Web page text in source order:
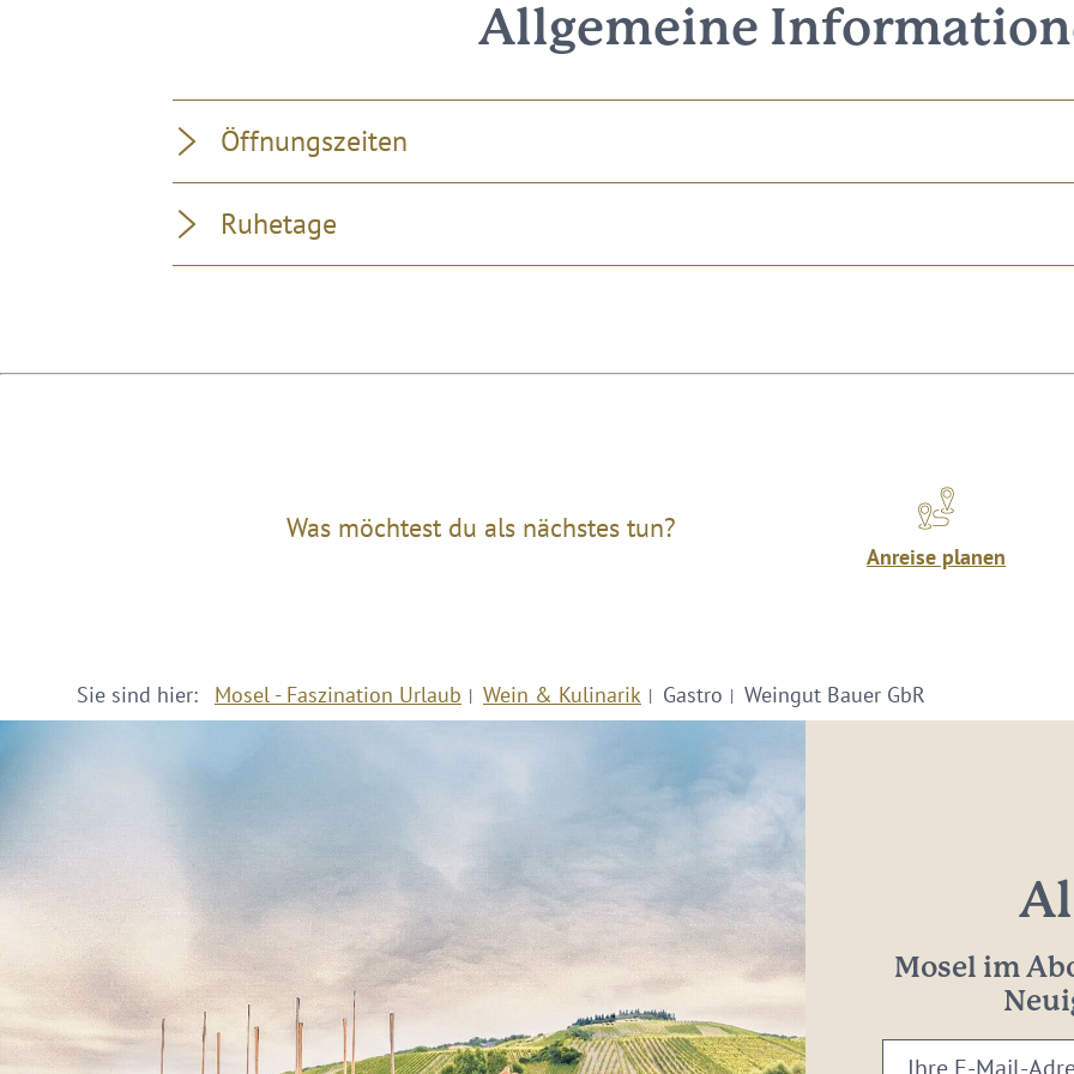
Allgemeine
Öffnungszeiten
Ruhetage
Was möchtest du als nächstes tun?
Anreise planen
Sie sind hier: Mosel - Faszination Urlaub Wein & Kulinarik Gastro Weingut Bauer GbR
Mosel im
Ihre